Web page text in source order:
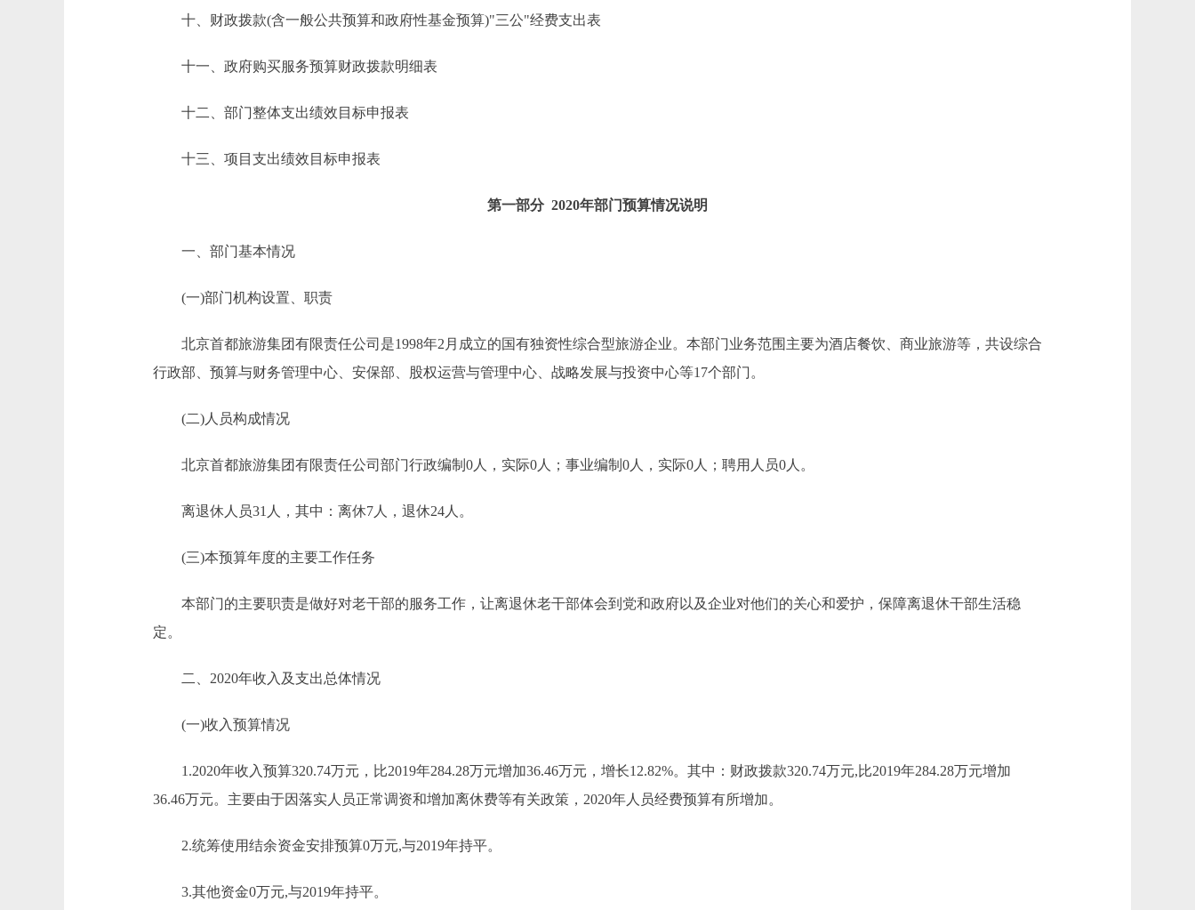
十、财政拨款(含一般公共预算和政府性基金预算)"三公"经费支出表
十一、政府购买服务预算财政拨款明细表
十二、部门整体支出绩效目标申报表
十三、项目支出绩效目标申报表
第一部分 2020年部门预算情况说明
一、部门基本情况
(一)部门机构设置、职责
北京首都旅游集团有限责任公司是1998年2月成立的国有独资性综合型旅游企业。本部门业务范围主要为酒店餐饮、商业旅游等，共设综合
行政部、预算与财务管理中心、安保部、股权运营与管理中心、战略发展与投资中心等17个部门。
(二)人员构成情况
北京首都旅游集团有限责任公司部门行政编制0人，实际0人；事业编制0人，实际0人；聘用人员0人。
离退休人员31人，其中：离休7人，退休24人。
(三)本预算年度的主要工作任务
本部门的主要职责是做好对老干部的服务工作，让离退休老干部体会到党和政府以及企业对他们的关心和爱护，保障离退休干部生活稳
定。
二、2020年收入及支出总体情况
(一)收入预算情况
1.2020年收入预算320.74万元，比2019年284.28万元增加36.46万元，增长12.82%。其中：财政拨款320.74万元,比2019年284.28万元增加
36.46万元。主要由于因落实人员正常调资和增加离休费等有关政策，2020年人员经费预算有所增加。
2.统筹使用结余资金安排预算0万元,与2019年持平。
3.其他资金0万元,与2019年持平。